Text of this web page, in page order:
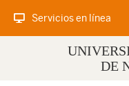
Servicios en línea
DE